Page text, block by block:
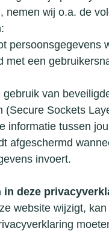
nemen wij o.a. de
persoonsgegevens
met een
gebruik van
(Secure Sockets
informatie tussen
afgeschermd
invoert.
in deze
website wijzigt,